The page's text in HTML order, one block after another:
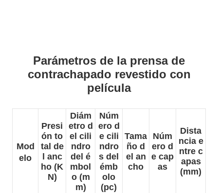
Parámetros de la prensa de
contrachapado revestido con
película
Mod
elo
Presi
ón to
tal de
l anc
ho (K
N)
Diám
etro d
el cili
ndro
del é
mbol
o (m
m)
Núm
ero d
e cili
ndro
s del
émb
olo
(pc)
Tama
ño d
el an
cho
Núm
ero d
e cap
as
Dista
ncia e
ntre c
apas
(mm)